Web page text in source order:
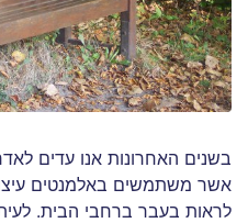
בשנים האחרונות אנו עדים
אשר משתמשים באלמנטים
לראות בעבר ברחבי הבית.